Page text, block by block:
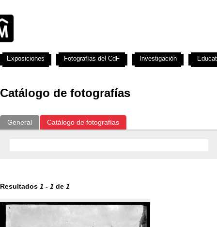
Catálogo de fotografías
General Catálogo de fotografías
Resultados 1 - 1 de 1
Exposiciones Fotografías del CdF Investigación